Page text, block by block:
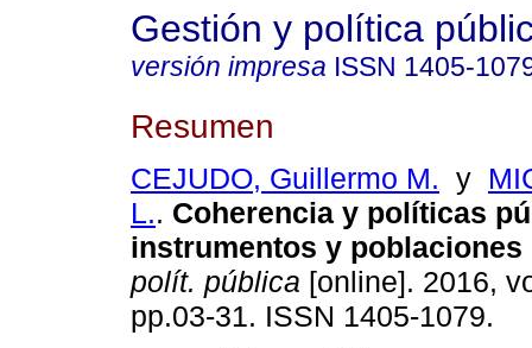
Gestión y política
versión impresa ISSN 1405-
Resumen
CEJUDO, Guillermo M. y
L.. Coherencia y políticas
instrumentos y poblaciones
polít. pública [online]. 2016,
pp.03-31. ISSN 1405-1079.